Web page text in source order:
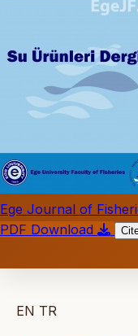
Ege Journal of
PDF Download
EN TR